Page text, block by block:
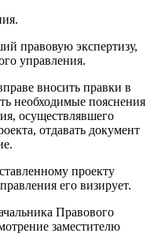
правовую экспертизу,
управления.
вносить правки в
необходимые пояснения
осуществлявшего
отдавать документ
проекту
его визирует.
Правового
заместителю